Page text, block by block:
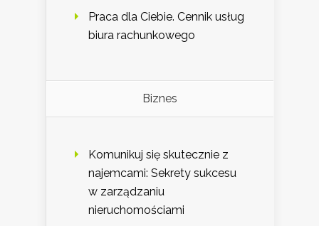
Praca dla Ciebie. Cennik usług
biura rachunkowego
Biznes
Komunikuj się skutecznie z
najemcami: Sekrety sukcesu
w zarządzaniu
nieruchomościami